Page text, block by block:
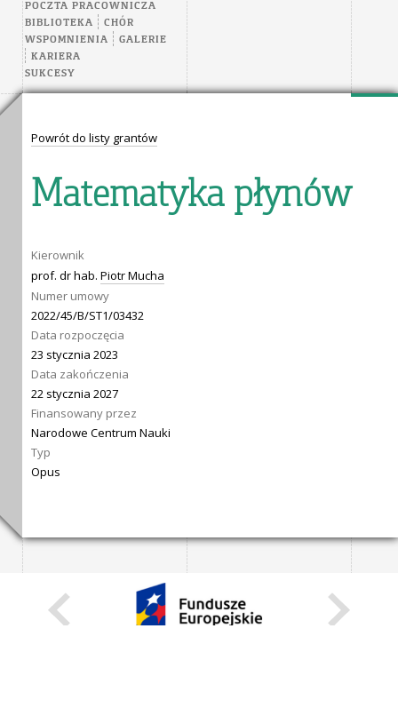
POCZTA PRACOWNICZA
BIBLIOTEKA
CHÓR
WSPOMNIENIA
GALERIE
KARIERA
SUKCESY
Powrót do listy grantów
Matematyka płynów
Kierownik
prof. dr hab. Piotr Mucha
Numer umowy
2022/45/B/ST1/03432
Data rozpoczęcia
23 stycznia 2023
Data zakończenia
22 stycznia 2027
Finansowany przez
Narodowe Centrum Nauki
Typ
Opus